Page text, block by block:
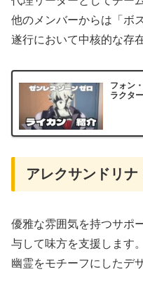
他のメンバーからは「ボ
遂行において中核的な存
フォン
ラクタ
アレクサンドリ
優雅な雰囲気を持つサポ
与して味方を支援します。
幽霊をモチーフにしたデ